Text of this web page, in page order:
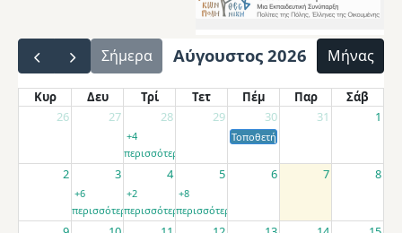
Σήμερα Αύγουστος 2026 Μήνας
Κυρ Δευ Τρί Τετ Πέμ Παρ
Σάβ
26
27 28 29 30 31 1
+4
περισσότερα
Τοποθετήσεις αποσπασμένων
2 3 4 5 6 7 8
+6
περισσότερα
+2
περισσότερα
+8
περισσότερα